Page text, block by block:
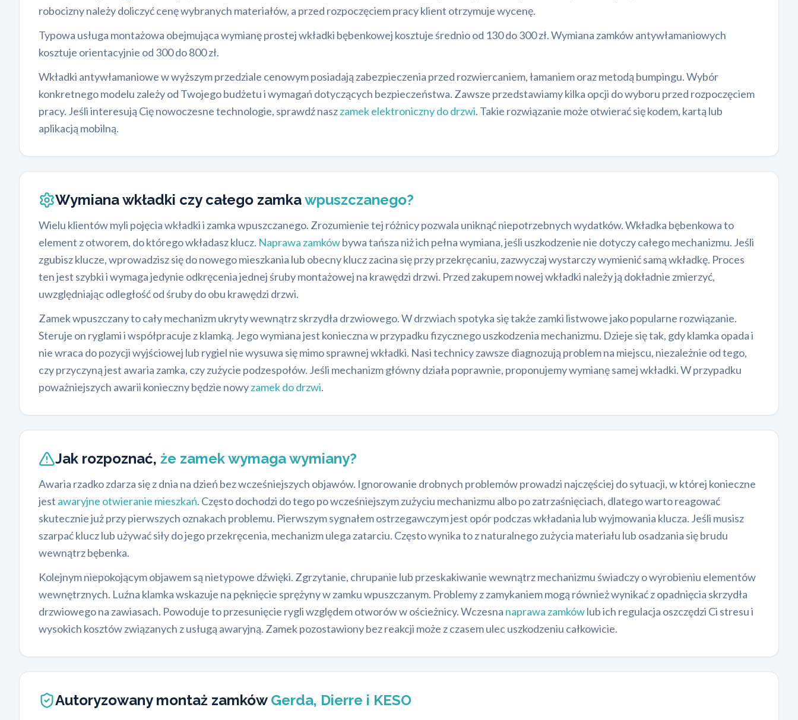
robocizny należy doliczyć cenę wybranych materiałów, a przed rozpoczęciem pracy klient otrzymuje wycenę.
Typowa usługa montażowa obejmująca wymianę prostej wkładki bębenkowej kosztuje średnio od 130 do 300 zł. Wymiana zamków antywłamaniowych
kosztuje orientacyjnie od 300 do 800 zł.
Wkładki antywłamaniowe w wyższym przedziale cenowym posiadają zabezpieczenia przed rozwiercaniem, łamaniem oraz metodą bumpingu. Wybór
konkretnego modelu zależy od Twojego budżetu i wymagań dotyczących bezpieczeństwa. Zawsze przedstawiamy kilka opcji do wyboru przed rozpoczęciem
pracy. Jeśli interesują Cię nowoczesne technologie, sprawdź naszzamek elektroniczny do drzwi. Takie rozwiązanie może otwierać się kodem, kartą lub
aplikacją mobilną.
Wymiana wkładki czy całego zamkawpuszczanego?
Wielu klientów myli pojęcia wkładki i zamka wpuszczanego. Zrozumienie tej różnicy pozwala uniknąć niepotrzebnych wydatków. Wkładka bębenkowa to
element z otworem, do którego wkładasz klucz. Naprawa zamkówbywa tańsza niż ich pełna wymiana, jeśli uszkodzenie nie dotyczy całego mechanizmu. Jeśli
zgubisz klucze, wprowadzisz się do nowego mieszkania lub obecny klucz zacina się przy przekręcaniu, zazwyczaj wystarczy wymienić samą wkładkę. Proces
ten jest szybki i wymaga jedynie odkręcenia jednej śruby montażowej na krawędzi drzwi. Przed zakupem nowej wkładki należy ją dokładnie zmierzyć,
uwzględniając odległość od śruby do obu krawędzi drzwi.
Zamek wpuszczany to cały mechanizm ukryty wewnątrz skrzydła drzwiowego. W drzwiach spotyka się także zamki listwowe jako popularne rozwiązanie.
Steruje on ryglami i współpracuje z klamką. Jego wymiana jest konieczna w przypadku fizycznego uszkodzenia mechanizmu. Dzieje się tak, gdy klamka opada i
nie wraca do pozycji wyjściowej lub rygiel nie wysuwa się mimo sprawnej wkładki. Nasi technicy zawsze diagnozują problem na miejscu, niezależnie od tego,
czy przyczyną jest awaria zamka, czy zużycie podzespołów. Jeśli mechanizm główny działa poprawnie, proponujemy wymianę samej wkładki. W przypadku
poważniejszych awarii konieczny będzie nowyzamek do drzwi.
Jak rozpoznać, że zamek wymaga wymiany?
Awaria rzadko zdarza się z dnia na dzień bez wcześniejszych objawów. Ignorowanie drobnych problemów prowadzi najczęściej do sytuacji, w której konieczne
jest awaryjne otwieranie mieszkań. Często dochodzi do tego po wcześniejszym zużyciu mechanizmu albo po zatrzaśnięciach, dlatego warto reagować
skutecznie już przy pierwszych oznakach problemu. Pierwszym sygnałem ostrzegawczym jest opór podczas wkładania lub wyjmowania klucza. Jeśli musisz
szarpać klucz lub używać siły do jego przekręcenia, mechanizm ulega zatarciu. Często wynika to z naturalnego zużycia materiału lub osadzania się brudu
wewnątrz bębenka.
Kolejnym niepokojącym objawem są nietypowe dźwięki. Zgrzytanie, chrupanie lub przeskakiwanie wewnątrz mechanizmu świadczy o wyrobieniu elementów
wewnętrznych. Luźna klamka wskazuje na pęknięcie sprężyny w zamku wpuszczanym. Problemy z zamykaniem mogą również wynikać z opadnięcia skrzydła
drzwiowego na zawiasach. Powoduje to przesunięcie rygli względem otworów w ościeżnicy. Wczesna naprawa zamkówlub ich regulacja oszczędzi Ci stresu i
wysokich kosztów związanych z usługą awaryjną. Zamek pozostawiony bez reakcji może z czasem ulec uszkodzeniu całkowicie.
Autoryzowany montaż zamków Gerda, Dierre i KESO